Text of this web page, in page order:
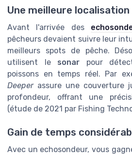
Une meilleure localisation
Avant l'arrivée des
pêcheurs devaient suivre leur
meilleurs spots de pêche.
utilisent le sonar pour
poissons en temps réel. Par
Deeperassure une couverture
profondeur, offrant une
(étude de 2021 par Fishing
Gain de temps
Avec un echosondeur, vous